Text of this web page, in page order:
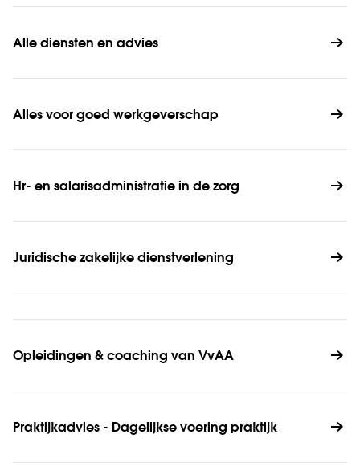
Alle diensten en advies
Alles voor goed werkgeverschap
Hr- en salarisadministratie in de zorg
Juridische zakelijke dienstverlening
Opleidingen & coaching van VvAA
Praktijkadvies - Dagelijkse voering praktijk